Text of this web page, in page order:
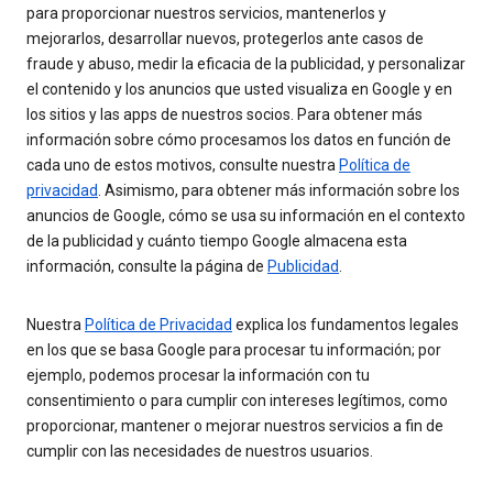
para proporcionar nuestros servicios, mantenerlos y
mejorarlos, desarrollar nuevos, protegerlos ante casos de
fraude y abuso, medir la eficacia de la publicidad, y personalizar
el contenido y los anuncios que usted visualiza en Google y en
los sitios y las apps de nuestros socios. Para obtener más
información sobre cómo procesamos los datos en función de
cada uno de estos motivos, consulte nuestra Política de
privacidad. Asimismo, para obtener más información sobre los
anuncios de Google, cómo se usa su información en el contexto
de la publicidad y cuánto tiempo Google almacena esta
información, consulte la página de Publicidad.
Nuestra Política de Privacidad explica los fundamentos legales
en los que se basa Google para procesar tu información; por
ejemplo, podemos procesar la información con tu
consentimiento o para cumplir con intereses legítimos, como
proporcionar, mantener o mejorar nuestros servicios a fin de
cumplir con las necesidades de nuestros usuarios.